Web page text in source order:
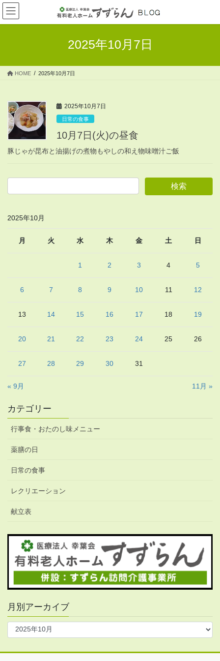
コ
ン
テ
ス
ナ
ビ
ゲ
ン
2025年10月7日
HOME 2025年10月7日
2025年10月7日
日常の食事
10月7日(火)の昼食
豚じゃが昆布と油揚げの煮物もやしの和え物味噌汁ご飯
2025年10月
月 火 水 木 金 土 日
1 2 3 4 5
6 7 8 9 10 11 12
13 14 15 16 17 18 19
20 21 22 23 24 25 26
27 28 29 30 31
« 9月 11月 »
カテゴリー
行事食・おたのし味メニュー
薬膳の日
日常の食事
レクリエーション
献立表
月別アーカイブ